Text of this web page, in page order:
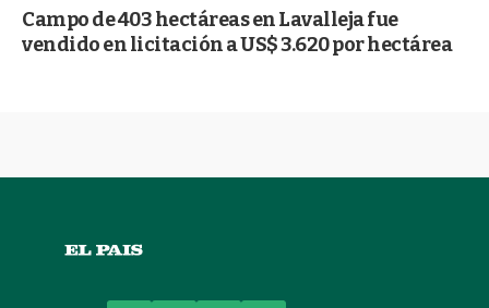
Campo de 403 hectáreas en Lavalleja fue
vendido en licitación a US$ 3.620 por hectárea